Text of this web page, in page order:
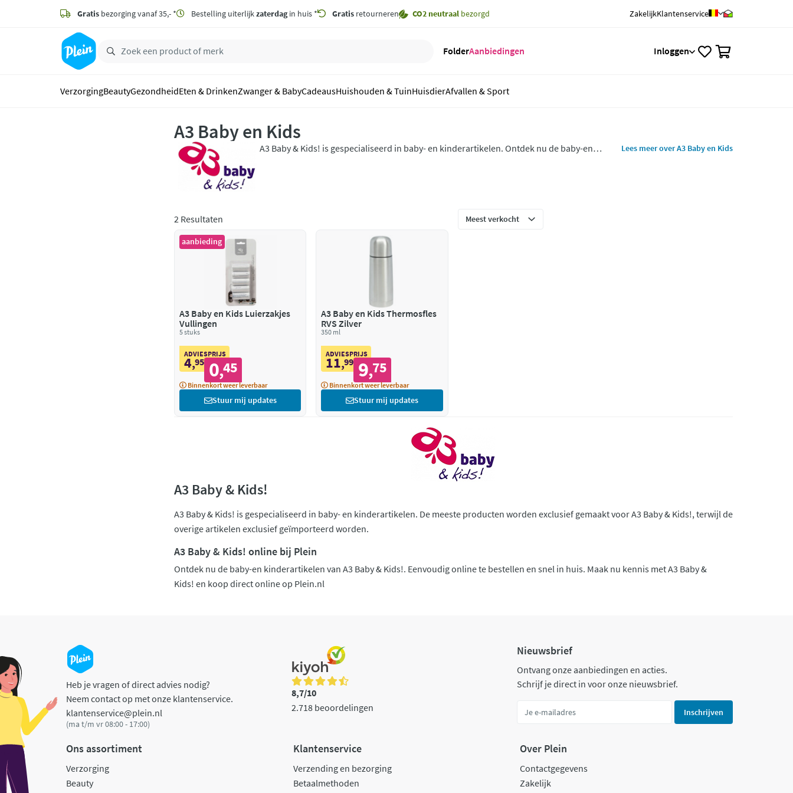
zoeken
hoofdinhoud
Gratis bezorging vanaf 35,- * Bestelling uiterlijkzaterdagin huis * Gratis retourneren CO2 neutraal bezorgd ZakelijkKlantenservice
FolderAanbiedingen Inloggen
VerzorgingBeautyGezondheidEten & DrinkenZwanger & BabyCadeausHuishouden & TuinHuisdierAfvallen & Sport
A3 Baby en Kids
A3 Baby & Kids! is gespecialiseerd in baby- en kinderartikelen. Ontdek nu de baby-en
Lees meer over A3 Baby en Kids
2 Resultaten
aanbieding
A3 Baby en Kids Luierzakjes
Vullingen
5 stuks
ADVIESPRIJS
4,95 0,45
Binnenkort weer leverbaar
Stuur mij updates
A3 Baby en Kids Thermosfles
RVS Zilver
350 ml
ADVIESPRIJS
11,99 9,75
Binnenkort weer leverbaar
Stuur mij updates
A3 Baby & Kids!
A3 Baby & Kids! is gespecialiseerd in baby- en kinderartikelen. De meeste producten worden exclusief gemaakt voor A3 Baby & Kids!, terwijl de
overige artikelen exclusief geïmporteerd worden.
A3 Baby & Kids! online bij Plein
Ontdek nu de baby-en kinderartikelen van A3 Baby & Kids!. Eenvoudig online te bestellen en snel in huis. Maak nu kennis met A3 Baby &
Kids! en koop direct online op Plein.nl
Heb je vragen of direct advies nodig?
Neem contact op met onze klantenservice.
klantenservice@plein.nl
(ma t/m vr 08:00 - 17:00)
8,7/10
2.718 beoordelingen
Nieuwsbrief
Ontvang onze aanbiedingen en acties.
Schrijf je direct in voor onze nieuwsbrief.
Inschrijven
Ons assortiment
Verzorging
Beauty
Klantenservice
Verzending en bezorging
Betaalmethoden
Over Plein
Contactgegevens
Zakelijk